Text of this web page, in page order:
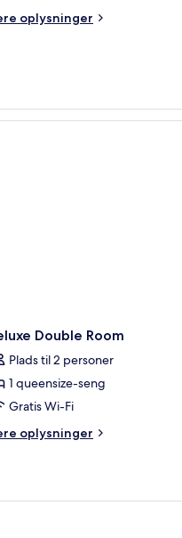
oplysninger
Double Room
Plads til 2 personer
1 queensize-seng
Gratis Wi-Fi
oplysninger